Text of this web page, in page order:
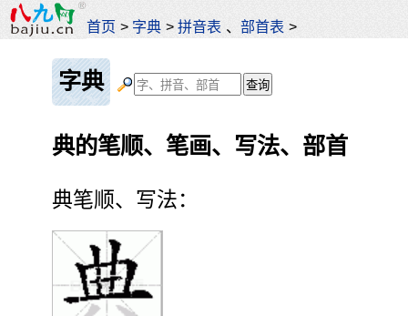
首页 > 字典 >拼音表 、部首表 >
字典
典的笔顺、笔画、写法、部首
典笔顺、写法：